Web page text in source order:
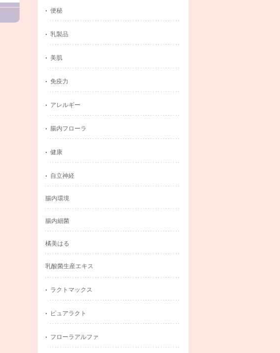
便秘
乳製品
美肌
免疫力
アレルギー
腸内フローラ
健康
自立神経
腸内環境
腸内細菌
橘美はる
乳酸菌生産エキス
ラクトマックス
ピュアラクト
フローラアルファ